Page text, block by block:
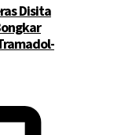
Disita